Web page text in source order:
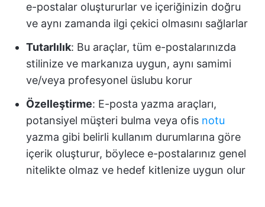
e-postalar oluştururlar ve içeriğinizin doğru
ve aynı zamanda ilgi çekici olmasını sağlarlar
Tutarlılık: Bu araçlar, tüm e-postalarınızda
stilinize ve markanıza uygun, aynı samimi
ve/veya profesyonel üslubu korur
Özelleştirme: E-posta yazma araçları,
potansiyel müşteri bulma veya ofis notu
yazma gibi belirli kullanım durumlarına göre
içerik oluşturur, böylece e-postalarınız genel
nitelikte olmaz ve hedef kitlenize uygun olur